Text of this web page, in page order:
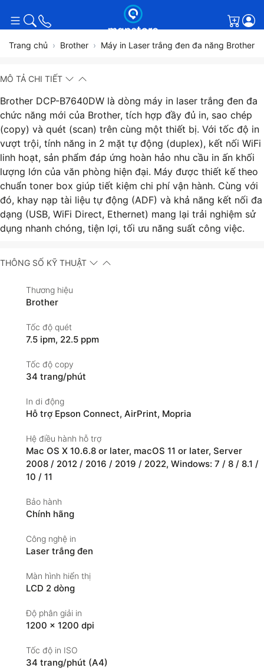
Giỏ
Trang chủ Brother Máy in Laser trắng đen đa năng Brother
MÔ TẢ CHI TIẾT
Brother DCP-B7640DW là dòng máy in laser trắng đen đa
chức năng mới của Brother, tích hợp đầy đủ in, sao chép
(copy) và quét (scan) trên cùng một thiết bị. Với tốc độ in
vượt trội, tính năng in 2 mặt tự động (duplex), kết nối WiFi
linh hoạt, sản phẩm đáp ứng hoàn hảo nhu cầu in ấn khối
lượng lớn của văn phòng hiện đại. Máy được thiết kế theo
chuẩn toner box giúp tiết kiệm chi phí vận hành. Cùng với
đó, khay nạp tài liệu tự động (ADF) và khả năng kết nối đa
dạng (USB, WiFi Direct, Ethernet) mang lại trải nghiệm sử
dụng nhanh chóng, tiện lợi, tối ưu năng suất công việc.
THÔNG SỐ KỸ THUẬT
Thương hiệu
Brother
Tốc độ quét
7.5 ipm, 22.5 ppm
Tốc độ copy
34 trang/phút
In di động
Hỗ trợ Epson Connect, AirPrint, Mopria
Hệ điều hành hỗ trợ
Mac OS X 10.6.8 or later, macOS 11 or later, Server
2008 / 2012 / 2016 / 2019 / 2022, Windows: 7 / 8 / 8.1 /
10 / 11
Bảo hành
Chính hãng
Công nghệ in
Laser trắng đen
Màn hình hiển thị
LCD 2 dòng
Độ phân giải in
1200 × 1200 dpi
Tốc độ in ISO
34 trang/phút (A4)